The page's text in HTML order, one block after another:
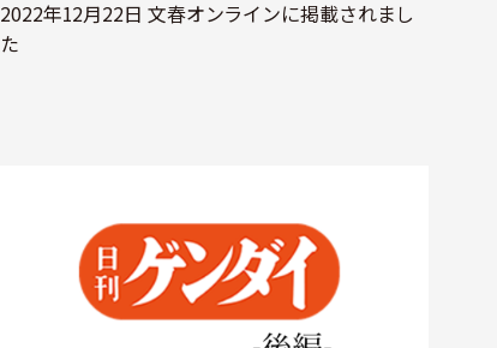
2022年12月22日 文春オンラインに掲載されまし
た